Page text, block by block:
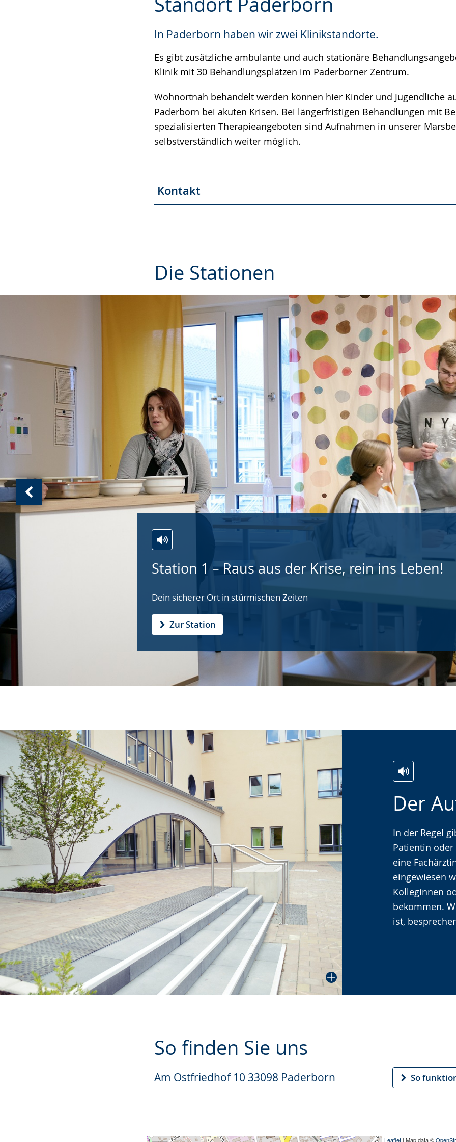
In Paderborn haben wir zwei Klinikstandorte.
Es gibt zusätzliche ambulante und auch stationäre
Klinik mit 30 Behandlungsplätzen im Paderborner Zentrum.
Wohnortnah behandelt werden können hier Kinder und Jugendliche
Paderborn bei akuten Krisen. Bei längerfristigen Behandlungen mit
spezialisierten Therapieangeboten sind Aufnahmen in unserer
selbstverständlich weiter möglich.
wechseln.
Deutscher
wird
angezeigt.
Kontakt
Die Stationen
Station 1 – Raus aus der Krise, rein ins Leben!
Dein sicherer Ort in stürmischen Zeiten
Zur Station
Vorherige
Der
In der Regel
Patientin
eine
eingewiesen
Kolleginnen
bekommen.
ist,
Leichten
wechseln.
Audio-
Video
Deutscher
wird
angezeigt.
So finden Sie uns
Am Ostfriedhof 10 33098 Paderborn So
Leaflet | Map data ©